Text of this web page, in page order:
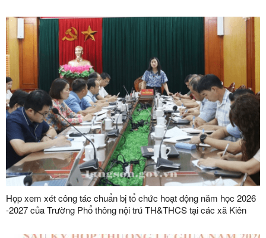
Họp xem xét công tác chuẩn bị tổ chức hoạt động năm học 2026
-2027 của Trường Phổ thông nội trú TH&THCS tại các xã Kiên